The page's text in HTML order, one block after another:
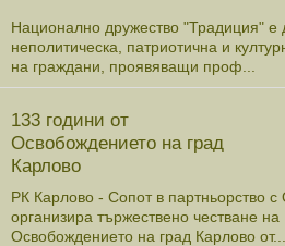
Национално дружество "Традиция" е
неполитическа, патриотична и
на граждани, проявяващи проф...
133 години от
Освобождението на град
Карлово
РК Карлово - Сопот в партньорство
организира тържествено честване
Освобождението на град Карлово от...